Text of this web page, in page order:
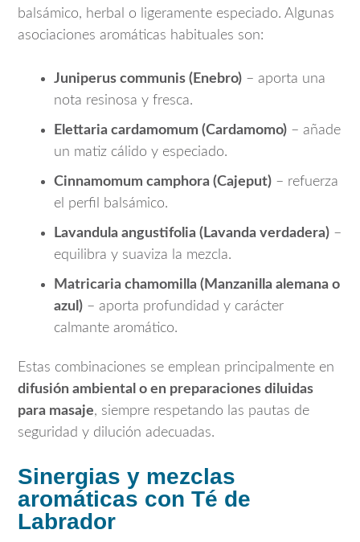
balsámico, herbal o ligeramente especiado. Algunas
asociaciones aromáticas habituales son:
Juniperus communis (Enebro) – aporta una
nota resinosa y fresca.
Elettaria cardamomum (Cardamomo) – añade
un matiz cálido y especiado.
Cinnamomum camphora (Cajeput) – refuerza
el perfil balsámico.
Lavandula angustifolia (Lavanda verdadera) –
equilibra y suaviza la mezcla.
Matricaria chamomilla (Manzanilla alemana o
azul) – aporta profundidad y carácter
calmante aromático.
Estas combinaciones se emplean principalmente en
difusión ambiental o en preparaciones diluidas
para masaje, siempre respetando las pautas de
seguridad y dilución adecuadas.
Sinergias y mezclas
aromáticas con Té de
Labrador